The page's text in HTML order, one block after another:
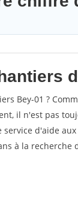
Bey-01 ?
il n'est pas
d'aide
à la